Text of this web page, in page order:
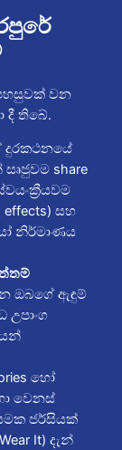
වන
දී තිබේ.
share
effects) සහ
නිර්මාණය
ඔබගේ ඇඳුම්
හෝ
වෙනස්
ජර්සියක්
It) දැන්